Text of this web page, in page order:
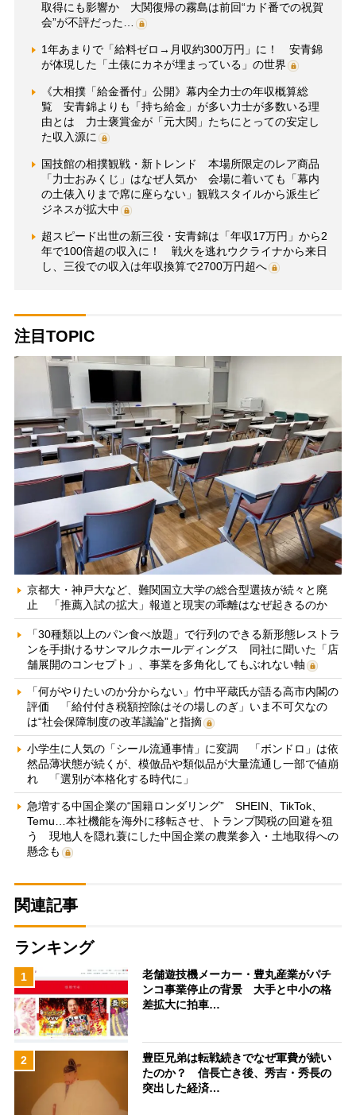
取得にも影響か 大関復帰の霧島は前回“カド番での祝賀
会”が不評だった…
1年あまりで「給料ゼロ→月収約300万円」に！ 安青錦
が体現した「土俵にカネが埋まっている」の世界
《大相撲「給金番付」公開》幕内全力士の年収概算総
覧 安青錦よりも「持ち給金」が多い力士が多数いる理
由とは 力士褒賞金が「元大関」たちにとっての安定し
た収入源に
国技館の相撲観戦・新トレンド 本場所限定のレア商品
「力士おみくじ」はなぜ人気か 会場に着いても「幕内
の土俵入りまで席に座らない」観戦スタイルから派生ビ
ジネスが拡大中
超スピード出世の新三役・安青錦は「年収17万円」から2
年で100倍超の収入に！ 戦火を逃れウクライナから来日
し、三役での収入は年収換算で2700万円超へ
注目TOPIC
京都大・神戸大など、難関国立大学の総合型選抜が続々と廃
止 「推薦入試の拡大」報道と現実の乖離はなぜ起きるのか
「30種類以上のパン食べ放題」で行列のできる新形態レストラ
ンを手掛けるサンマルクホールディングス 同社に聞いた「店
舗展開のコンセプト」、事業を多角化してもぶれない軸
「何がやりたいのか分からない」竹中平蔵氏が語る高市内閣の
評価 「給付付き税額控除はその場しのぎ」いま不可欠なの
は“社会保障制度の改革議論”と指摘
小学生に人気の「シール流通事情」に変調 「ボンドロ」は依
然品薄状態が続くが、模倣品や類似品が大量流通し一部で値崩
れ 「選別が本格化する時代に」
急増する中国企業の“国籍ロンダリング” SHEIN、TikTok、
Temu…本社機能を海外に移転させ、トランプ関税の回避を狙
う 現地人を隠れ蓑にした中国企業の農業参入・土地取得への
懸念も
関連記事
ランキング
1
老舗遊技機メーカー・豊丸産業がパチ
ンコ事業停止の背景 大手と中小の格
差拡大に拍車…
2
豊臣兄弟は転戦続きでなぜ軍費が続い
たのか？ 信長亡き後、秀吉・秀長の
突出した経済…